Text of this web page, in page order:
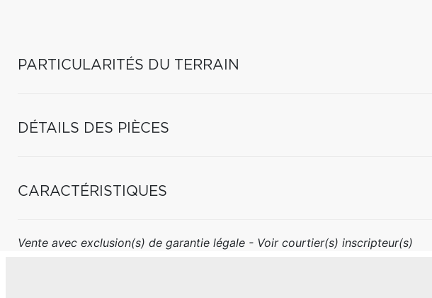
PARTICULARITÉS DU TERRAIN
DÉTAILS DES PIÈCES
CARACTÉRISTIQUES
Vente avec exclusion(s) de garantie légale - Voir courtier(s) inscripteur(s)